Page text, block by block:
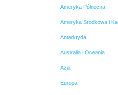
Ameryka Północna
Ameryka Środkowa i
Antarktyda
Australia i Oceania
Azja
Europa